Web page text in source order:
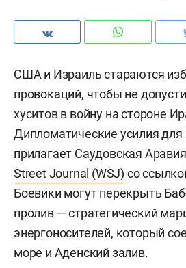
США и Израиль стараются
провокаций, чтобы не
хуситов в войну на стороне
Дипломатические усилия для
прилагает Саудовская
Street Journal (WSJ) со
Боевики могут перекрыть
пролив — стратегический
энергоносителей, который
море и Аденский залив.